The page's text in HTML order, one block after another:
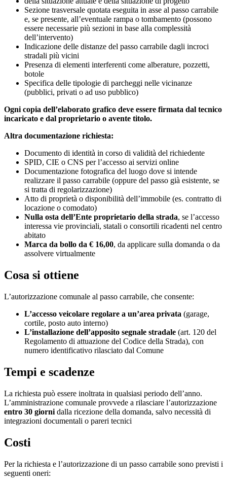
Sezione trasversale quotata eseguita in asse al passo carrabile
e, se presente, all’eventuale rampa o tombamento (possono
essere necessarie più sezioni in base alla complessità
dell’intervento)
Indicazione delle distanze del passo carrabile dagli incroci
stradali più vicini
Presenza di elementi interferenti come alberature, pozzetti,
botole
Specifica delle tipologie di parcheggi nelle vicinanze
(pubblici, privati o ad uso pubblico)
Ogni copia dell’elaborato grafico deve essere firmata dal tecnico
incaricato e dal proprietario o avente titolo.
Altra documentazione richiesta:
Documento di identità in corso di validità del richiedente
SPID, CIE o CNS per l’accesso ai servizi online
Documentazione fotografica del luogo dove si intende
realizzare il passo carrabile (oppure del passo già esistente, se
si tratta di regolarizzazione)
Atto di proprietà o disponibilità dell’immobile (es. contratto di
locazione o comodato)
Nulla osta dell’Ente proprietario della strada, se l’accesso
interessa vie provinciali, statali o consortili ricadenti nel centro
abitato
Marca da bollo da € 16,00, da applicare sulla domanda o da
assolvere virtualmente
Cosa si ottiene
L’autorizzazione comunale al passo carrabile, che consente:
L’accesso veicolare regolare a un’area privata (garage,
cortile, posto auto interno)
L’installazione dell’apposito segnale stradale (art. 120 del
Regolamento di attuazione del Codice della Strada), con
numero identificativo rilasciato dal Comune
Tempi e scadenze
La richiesta può essere inoltrata in qualsiasi periodo dell’anno.
L’amministrazione comunale provvede a rilasciare l’autorizzazione
entro 30 giorni dalla ricezione della domanda, salvo necessità di
integrazioni documentali o pareri tecnici
Costi
Per la richiesta e l’autorizzazione di un passo carrabile sono previsti i
seguenti oneri: